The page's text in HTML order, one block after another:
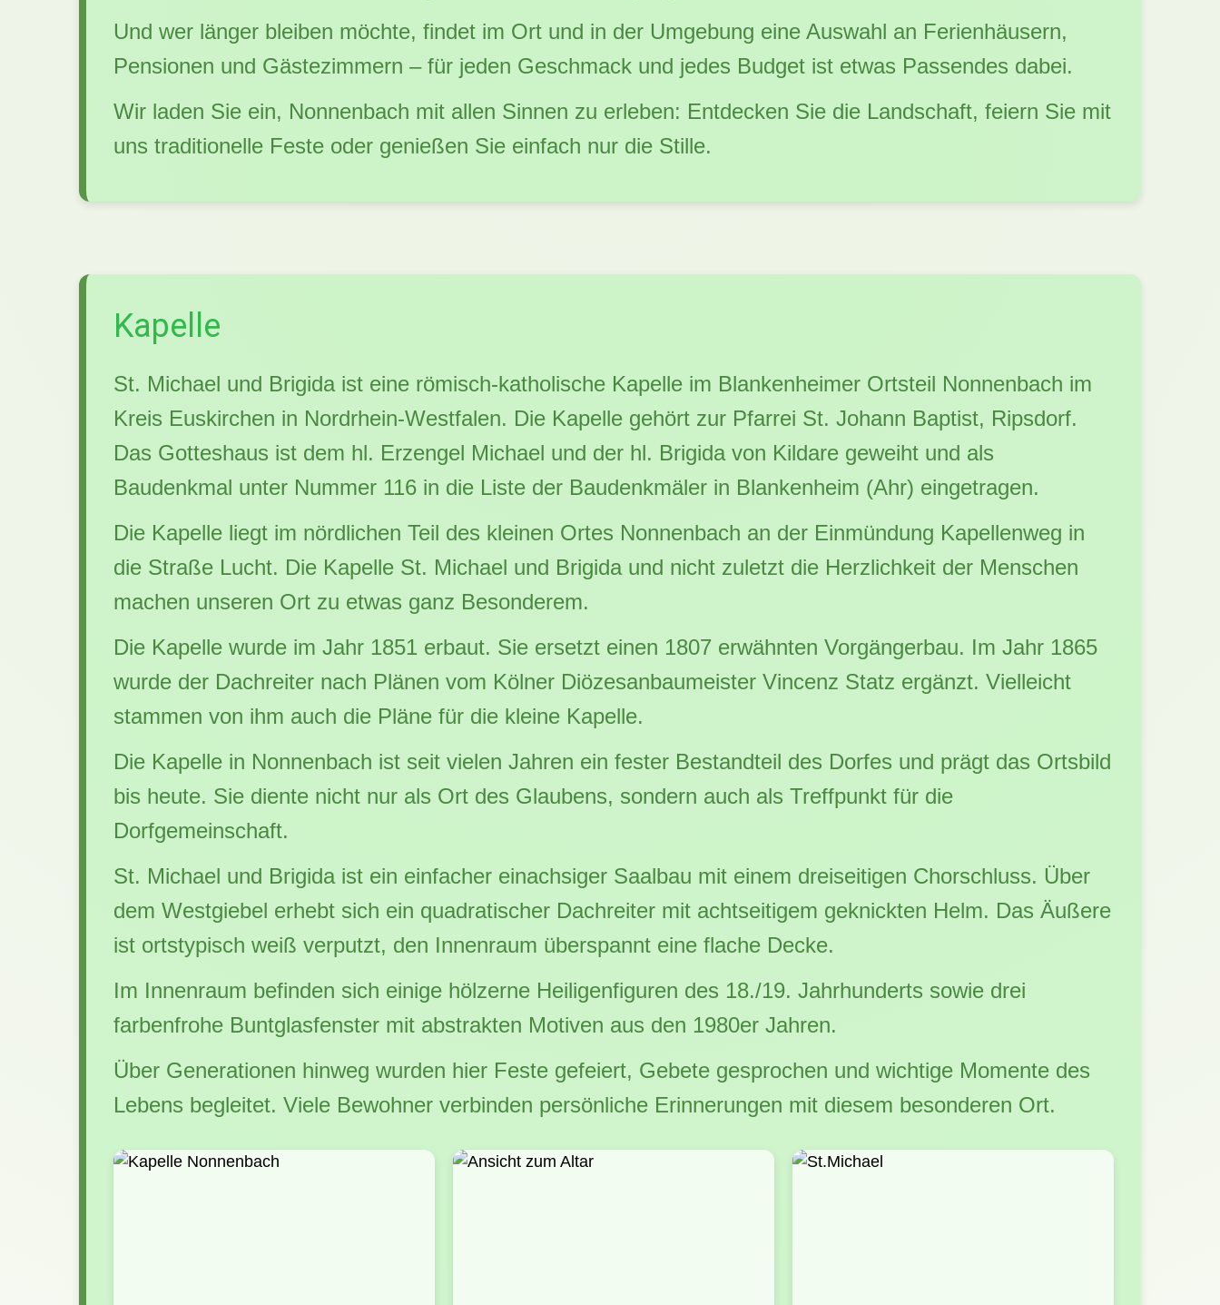
Und wer länger bleiben möchte, findet im Ort und in der Umgebung eine Auswahl an Ferienhäusern,
Pensionen und Gästezimmern – für jeden Geschmack und jedes Budget ist etwas Passendes dabei.
Wir laden Sie ein, Nonnenbach mit allen Sinnen zu erleben: Entdecken Sie die Landschaft, feiern Sie mit
uns traditionelle Feste oder genießen Sie einfach nur die Stille.
Kapelle
St. Michael und Brigida ist eine römisch-katholische Kapelle im Blankenheimer Ortsteil Nonnenbach im
Kreis Euskirchen in Nordrhein-Westfalen. Die Kapelle gehört zur Pfarrei St. Johann Baptist, Ripsdorf.
Das Gotteshaus ist dem hl. Erzengel Michael und der hl. Brigida von Kildare geweiht und als
Baudenkmal unter Nummer 116 in die Liste der Baudenkmäler in Blankenheim (Ahr) eingetragen.
Die Kapelle liegt im nördlichen Teil des kleinen Ortes Nonnenbach an der Einmündung Kapellenweg in
die Straße Lucht. Die Kapelle St. Michael und Brigida und nicht zuletzt die Herzlichkeit der Menschen
machen unseren Ort zu etwas ganz Besonderem.
Die Kapelle wurde im Jahr 1851 erbaut. Sie ersetzt einen 1807 erwähnten Vorgängerbau. Im Jahr 1865
wurde der Dachreiter nach Plänen vom Kölner Diözesanbaumeister Vincenz Statz ergänzt. Vielleicht
stammen von ihm auch die Pläne für die kleine Kapelle.
Die Kapelle in Nonnenbach ist seit vielen Jahren ein fester Bestandteil des Dorfes und prägt das Ortsbild
bis heute. Sie diente nicht nur als Ort des Glaubens, sondern auch als Treffpunkt für die
Dorfgemeinschaft.
St. Michael und Brigida ist ein einfacher einachsiger Saalbau mit einem dreiseitigen Chorschluss. Über
dem Westgiebel erhebt sich ein quadratischer Dachreiter mit achtseitigem geknickten Helm. Das Äußere
ist ortstypisch weiß verputzt, den Innenraum überspannt eine flache Decke.
Im Innenraum befinden sich einige hölzerne Heiligenfiguren des 18./19. Jahrhunderts sowie drei
farbenfrohe Buntglasfenster mit abstrakten Motiven aus den 1980er Jahren.
Über Generationen hinweg wurden hier Feste gefeiert, Gebete gesprochen und wichtige Momente des
Lebens begleitet. Viele Bewohner verbinden persönliche Erinnerungen mit diesem besonderen Ort.